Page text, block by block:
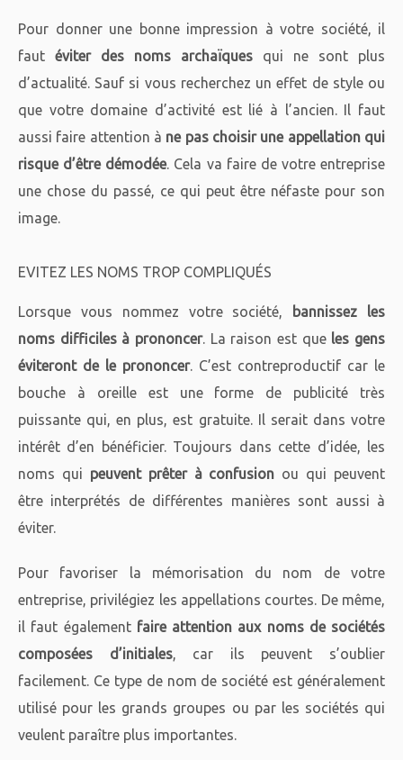
Pour donner une bonne impression à votre société, il
faut éviter des noms archaïques qui ne sont plus
d’actualité. Sauf si vous recherchez un effet de style ou
que votre domaine d’activité est lié à l’ancien. Il faut
aussi faire attention à ne pas choisir une appellation qui
risque d’être démodée. Cela va faire de votre entreprise
une chose du passé, ce qui peut être néfaste pour son
image.
EVITEZ LES NOMS TROP COMPLIQUÉS
Lorsque vous nommez votre société,
bannissez les
noms difficiles à prononcer. La raison est que les gens
éviteront de le prononcer. C’est contreproductif car le
bouche à oreille est une forme de publicité très
puissante qui, en plus, est gratuite. Il serait dans votre
intérêt d’en bénéficier. Toujours dans cette d’idée, les
noms qui peuvent prêter à confusion ou qui peuvent
être interprétés de différentes manières sont aussi à
éviter.
Pour favoriser la mémorisation du nom de votre
entreprise, privilégiez les appellations courtes. De même,
il faut également faire attention aux noms de sociétés
composées d’initiales, car ils peuvent s’oublier
facilement. Ce type de nom de société est généralement
utilisé pour les grands groupes ou par les sociétés qui
veulent paraître plus importantes.